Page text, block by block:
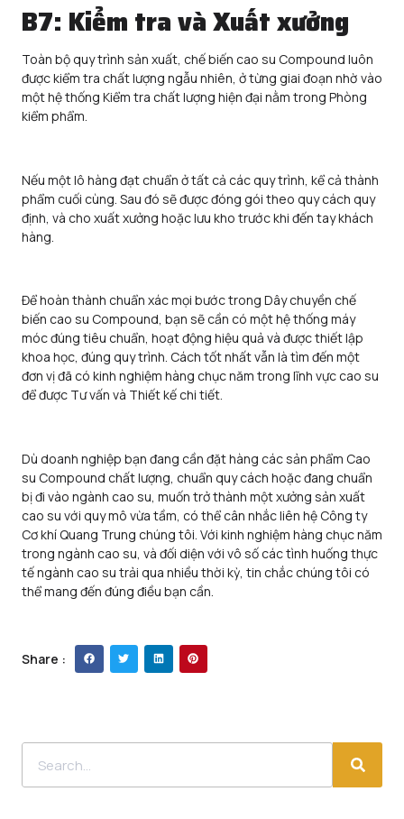
B7: Kiểm tra và Xuất xưởng
Toàn bộ quy trình sản xuất, chế biến cao su Compound luôn
được kiểm tra chất lượng ngẫu nhiên, ở từng giai đoạn nhờ vào
một hệ thống Kiểm tra chất lượng hiện đại nằm trong Phòng
kiểm phẩm.
Nếu một lô hàng đạt chuẩn ở tất cả các quy trình, kể cả thành
phẩm cuối cùng. Sau đó sẽ được đóng gói theo quy cách quy
định, và cho xuất xưởng hoặc lưu kho trước khi đến tay khách
hàng.
Để hoàn thành chuẩn xác mọi bước trong Dây chuyền chế
biến cao su Compound, bạn sẽ cần có một hệ thống máy
móc đúng tiêu chuẩn, hoạt động hiệu quả và được thiết lập
khoa học, đúng quy trình. Cách tốt nhất vẫn là tìm đến một
đơn vị đã có kinh nghiệm hàng chục năm trong lĩnh vực cao su
để được Tư vấn và Thiết kế chi tiết.
Dù doanh nghiệp bạn đang cần đặt hàng các sản phẩm Cao
su Compound chất lượng, chuẩn quy cách hoặc đang chuẩn
bị đi vào ngành cao su, muốn trở thành một xưởng sản xuất
cao su với quy mô vừa tầm, có thể cân nhắc liên hệ Công ty
Cơ khí Quang Trung chúng tôi. Với kinh nghiệm hàng chục năm
trong ngành cao su, và đối diện với vô số các tình huống thực
tế ngành cao su trải qua nhiều thời kỳ, tin chắc chúng tôi có
thể mang đến đúng điều bạn cần.
Share :